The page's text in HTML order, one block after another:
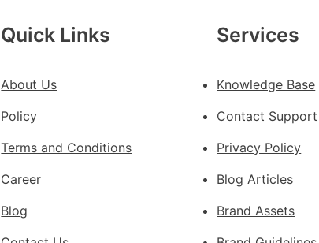
包
價
Quick Links
About Us
Policy
Terms and Conditions
Career
Blog
Services
Knowledge Base
Contact Support
Privacy Policy
Blog Articles
Brand Assets